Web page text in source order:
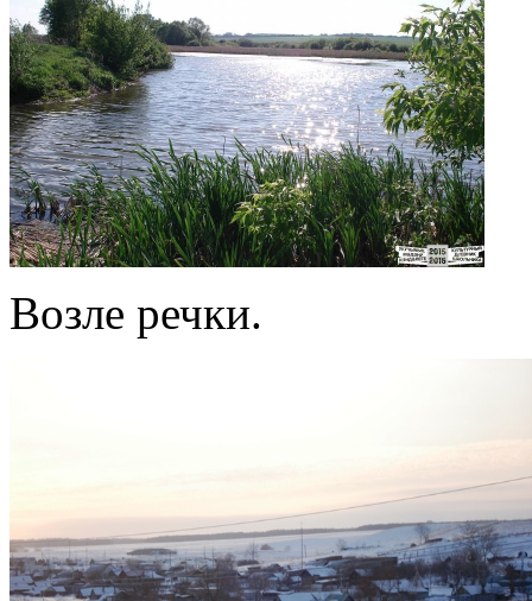
Возле речки.